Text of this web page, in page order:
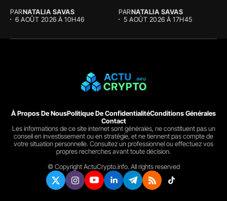
PARNATALIA SAVAS
6 AOÛT 2026 À 10H46
PARNATALIA SAVAS
5 AOÛT 2026 À 17H45
À Propos De NousPolitique De ConfidentialitéConditions Générales
Contact
Les informations de ce site internet sont générales, ne constituent pas un
conseil en investissement ou en stratégie, et ne tiennent pas compte de
votre situation personnelle. Consultez un professionnel ou effectuez vos
propres recherches avant toute décision.
© Copyright ActuCrypto.info. All rights reserved